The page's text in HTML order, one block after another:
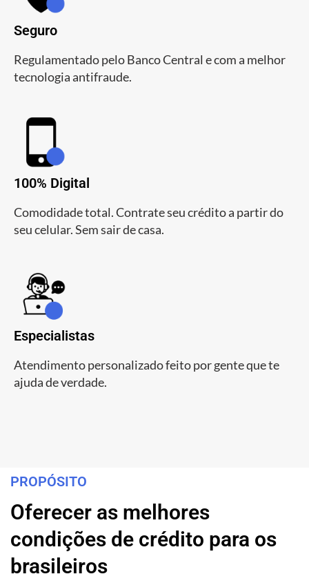
Seguro
Regulamentado pelo Banco Central e com a melhor
tecnologia antifraude.
100% Digital
Comodidade total. Contrate seu crédito a partir do
seu celular. Sem sair de casa.
Especialistas
Atendimento personalizado feito por gente que te
ajuda de verdade.
PROPÓSITO
Oferecer as melhores
condições de crédito para os
brasileiros